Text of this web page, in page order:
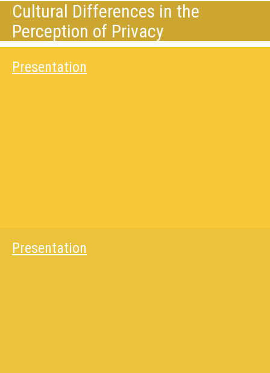
Cultural Differences in the
Perception of Privacy
Presentation
Presentation